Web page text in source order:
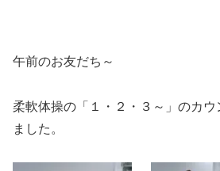
午前のお友だち～
柔軟体操の「１・２・３～」のカウ
ました。